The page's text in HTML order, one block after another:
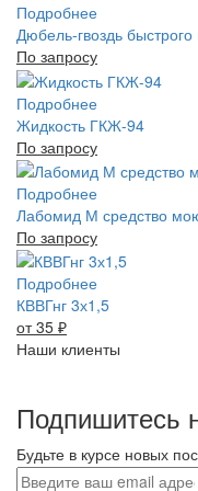
Подробнее
Дюбель-гвоздь
По запросу
Подробнее
Жидкость ГКЖ-94
По запросу
Подробнее
Лабомид М средство
По запросу
Подробнее
КВВГнг 3х1,5
от 35 ₽
Наши клиенты
Подпишитесь
Будьте в курсе новых